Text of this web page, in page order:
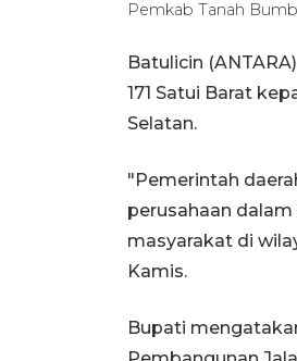
Pemkab Tanah
Batulicin
171 Satui Barat
Selatan.
"Pemerintah
perusahaan
masyarakat di
Kamis.
Bupati